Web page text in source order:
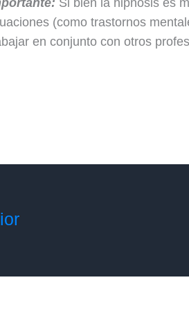
Si bien la hipnosis es
(como trastornos
en conjunto con otros